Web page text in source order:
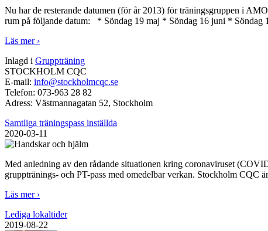
Nu har de resterande datumen (för år 2013) för träningsgruppen i
rum på följande datum: * Söndag 19 maj * Söndag 16 juni * Söndag
Läs mer ›
Inlagd i Gruppträning
STOCKHOLM CQC
E-mail: info@stockholmcqc.se
Telefon: 073-963 28 82
Adress: Västmannagatan 52, Stockholm
Samtliga träningspass inställda
2020-03-11
Med anledning av den rådande situationen kring coronaviruset
grupptränings- och PT-pass med omedelbar verkan. Stockholm CQC
Läs mer ›
Lediga lokaltider
2019-08-22